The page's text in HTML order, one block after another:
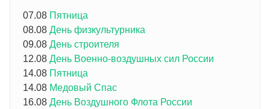
07.08 Пятница
08.08 День физкультурника
09.08 День строителя
12.08 День Военно-воздушных сил России
14.08 Пятница
14.08 Медовый Спас
16.08 День Воздушного Флота России